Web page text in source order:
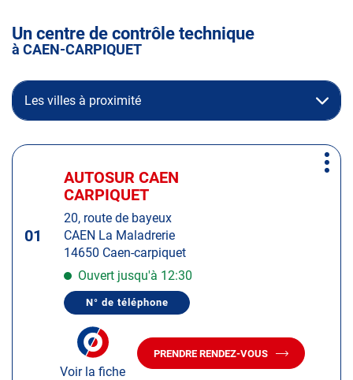
Un centre de contrôle technique
à CAEN-CARPIQUET
Les villes à proximité
Appuyer
pour
informations
01
Centre
:
AUTOSUR CAEN
CARPIQUET
20, route de bayeux
CAEN La Maladrerie
14650 Caen-carpiquet
Ouvert jusqu'à 12:30
N° de téléphone
AFFICHER
TÉLÉPHONE
Voir la fiche
PRENDRE RENDEZ-VOUS
AVEC
Plus